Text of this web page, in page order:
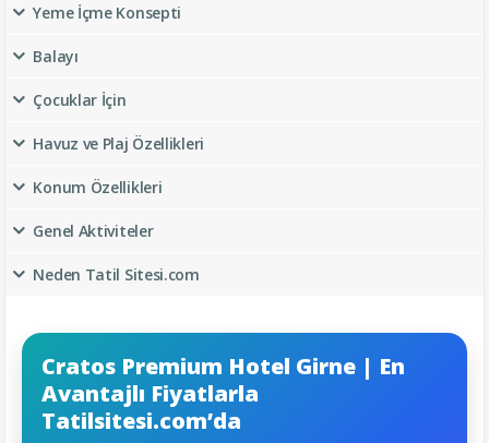
Yeme İçme Konsepti
Balayı
Çocuklar İçin
Havuz ve Plaj Özellikleri
Konum Özellikleri
Genel Aktiviteler
Neden Tatil Sitesi.com
Cratos Premium Hotel Girne | En
Avantajlı Fiyatlarla
Tatilsitesi.com’da